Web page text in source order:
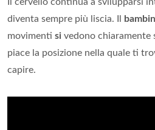
Il cervello continua a svilupparsi
diventa sempre più liscia. Il
movimenti si vedono chiaramente
piace la posizione nella quale ti
capire.